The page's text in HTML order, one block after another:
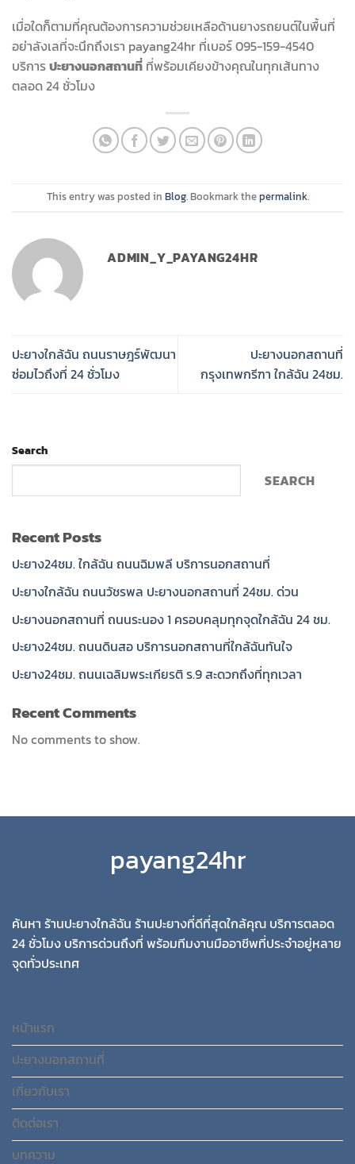
เมื่อใดก็ตามที่คุณต้องการความช่วยเหลือด้านยางรถยนต์ในพื้นที่
อย่าลังเลที่จะนึกถึงเรา payang24hr ที่เบอร์ 095-159-4540
บริการปะยางนอกสถานที่ ที่พร้อมเคียงข้างคุณในทุกเส้นทาง
ตลอด 24 ชั่วโมง
This entry was posted in Blog. Bookmark thepermalink.
ADMIN_Y_PAYANG24HR
ปะยางใกล้ฉัน ถนนราษฎร์พัฒนา
ซ่อมไวถึงที่ 24 ชั่วโมง
ปะยางนอกสถานที่
กรุงเทพกรีฑา ใกล้ฉัน 24ชม.
Search
SEARCH
Recent Posts
ปะยาง24ชม. ใกล้ฉัน ถนนฉิมพลี บริการนอกสถานที่
ปะยางใกล้ฉัน ถนนวัชรพล ปะยางนอกสถานที่ 24ชม. ด่วน
ปะยางนอกสถานที่ ถนนระนอง 1 ครอบคลุมทุกจุดใกล้ฉัน 24 ชม.
ปะยาง24ชม. ถนนดินสอ บริการนอกสถานที่ใกล้ฉันทันใจ
ปะยาง24ชม. ถนนเฉลิมพระเกียรติ ร.9 สะดวกถึงที่ทุกเวลา
Recent Comments
No comments to show.
payang24hr
ค้นหา ร้านปะยางใกล้ฉัน ร้านปะยางที่ดีที่สุดใกล้คุณ บริการตลอด
24 ชั่วโมง บริการด่วนถึงที่ พร้อมทีมงานมืออาชีพที่ประจำอยู่หลาย
จุดทั่วประเทศ
หน้าแรก
ปะยางนอกสถานที่
เกี่ยวกับเรา
ติดต่อเรา
บทความ